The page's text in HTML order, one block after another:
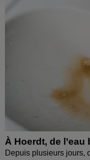
À Hoerdt, de
Depuis plusieurs jours,